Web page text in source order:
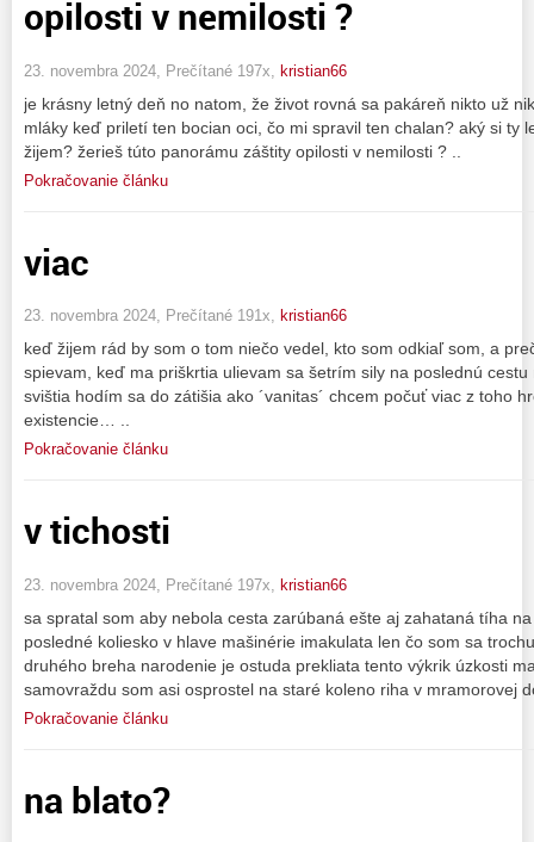
opilosti v nemilosti ?
23. novembra 2024, Prečítané 197x, kristian66
je krásny letný deň no natom, že život rovná sa pakáreň nikto už
mláky keď priletí ten bocian oci, čo mi spravil ten chalan? aký si ty
žijem? žerieš túto panorámu záštity opilosti v nemilosti ? ..
Pokračovanie článku
viac
23. novembra 2024, Prečítané 191x, kristian66
keď žijem rád by som o tom niečo vedel, kto som odkiaľ som, a
spievam, keď ma priškrtia ulievam sa šetrím sily na poslednú
svištia hodím sa do zátišia ako ´vanitas´ chcem počuť viac z toho
existencie… ..
Pokračovanie článku
v tichosti
23. novembra 2024, Prečítané 197x, kristian66
sa spratal som aby nebola cesta zarúbaná ešte aj zahataná tíha
posledné koliesko v hlave mašinérie imakulata len čo som sa
druhého breha narodenie je ostuda prekliata tento výkrik úzkosti
samovraždu som asi osprostel na staré koleno riha v mramorovej
Pokračovanie článku
na blato?